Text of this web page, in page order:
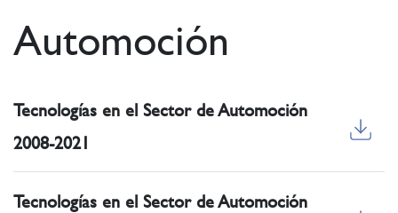
Automoción
Tecnologías en el Sector de Automoción
2008-2021
Tecnologías en el Sector de Automoción